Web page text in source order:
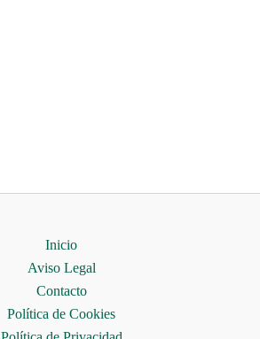
Inicio
Aviso Legal
Contacto
Política de Cookies